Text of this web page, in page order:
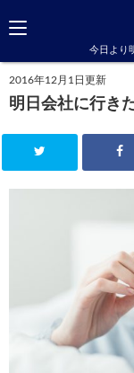
今日より
2016年12月1日更新
明日会社に行き